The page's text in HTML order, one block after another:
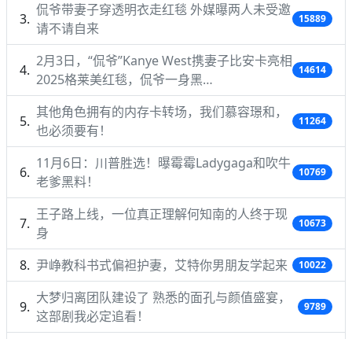
侃爷带妻子穿透明衣走红毯 外媒曝两人未受邀
请不请自来
15889
2月3日，“侃爷”Kanye West携妻子比安卡亮相
2025格莱美红毯，侃爷一身黑…
14614
其他角色拥有的内存卡转场，我们慕容璟和，
也必须要有！
11264
11月6日：川普胜选！曝霉霉Ladygaga和吹牛
老爹黑料！
10769
王子路上线，一位真正理解何知南的人终于现
身
10673
尹峥教科书式偏袒护妻，艾特你男朋友学起来 10022
大梦归离团队建设了 熟悉的面孔与颜值盛宴，
这部剧我必定追看！
9789